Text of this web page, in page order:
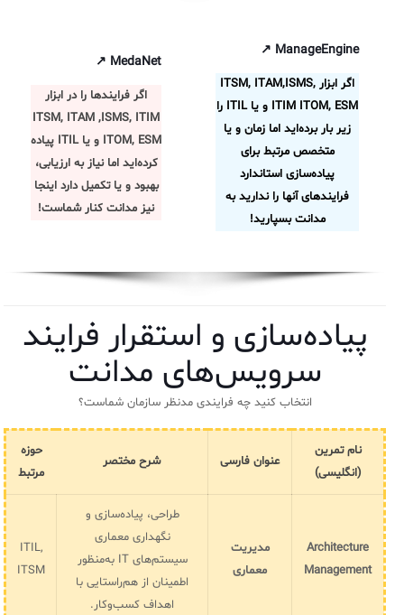
ManageEngine ↗
اگر ابزار ITSM, ITAM,ISMS,
ITIM ITOM, ESM و یا ITIL را
زیر بار بردهاید اما زمان و یا
متخصص مرتبط برای
پیاده‌سازی استاندارد
فرایندهای آنها را ندارید به
مدانت بسپارید!
MedaNet ↗
اگر فرایندها را در ابزار
ITSM, ITAM ,ISMS, ITIM
ITOM, ESM و یا ITIL
پیاده‌
کرده‌اید اما نیاز به ارزیابی،
بهبود و یا تکمیل دارد اینجا
نیز مدانت کنار شماست!
پیاده‌سازی و استقرار فرایند
سرویس‌های مدانت
انتخاب کنید چه فرایندی مدنظر سازمان شماست؟
نام تمرین
(انگلیسی)
عنوان فارسی شرح مختصر
حوزه
مرتبط
Architecture
Management
مدیریت
معماری
طراحی، پیاده‌سازی و
نگهداری معماری
سیستم‌های IT به‌منظور
اطمینان از هم‌راستایی با
اهداف کسب‌وکار.
ITIL,
ITSM
کازیو
✦
سرویس دسک پلاس MSP
Log360 ابزار SIEM
برنامه‌ساز هوشمند App Creator
سیستم هوشمند مدیریت فروش و فاکتور
سامانه مدیریت امنیت اطلاعات
سلف سرویس کاربران
سامانه مدیریت دارایی‌ها [Asset Explorer]
راهکارهای مدیریتی فناوری اطلاعات برای مراکز آموزشی و دانشگاه‌ها
✦
CIs Control
لیست کامل 34 تمرین ITIL4
✦
آموزش سیستم مدیریت خدمات فناوری اطلاعات
نکته‌های کلیدی برای مدیر انفورماتیک
آموزش فارسی ITIL4
فلافلی_فناوری
آرشیو دانلودهای مدانت
مقالات آموزشی